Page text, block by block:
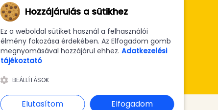
Hozzájárulás a sütikhez
Ez a weboldal sütiket használ a felhasználói
élmény fokozása érdekében. Az Elfogadom gomb
megnyomásával hozzájárul ehhez. Adatkezelési
tájékoztató
BEÁLLÍTÁSOK
Elutasítom Elfogadom